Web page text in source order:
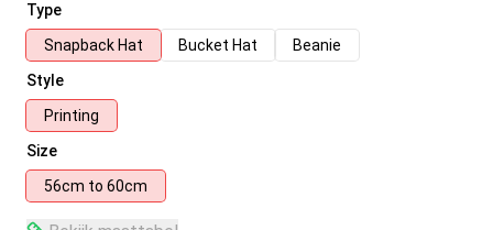
Type
Snapback Hat
Bucket Hat
Beanie
Style
Printing
Size
56cm to 60cm